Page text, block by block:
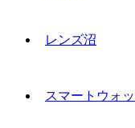
レンズ沼
スマートウォ